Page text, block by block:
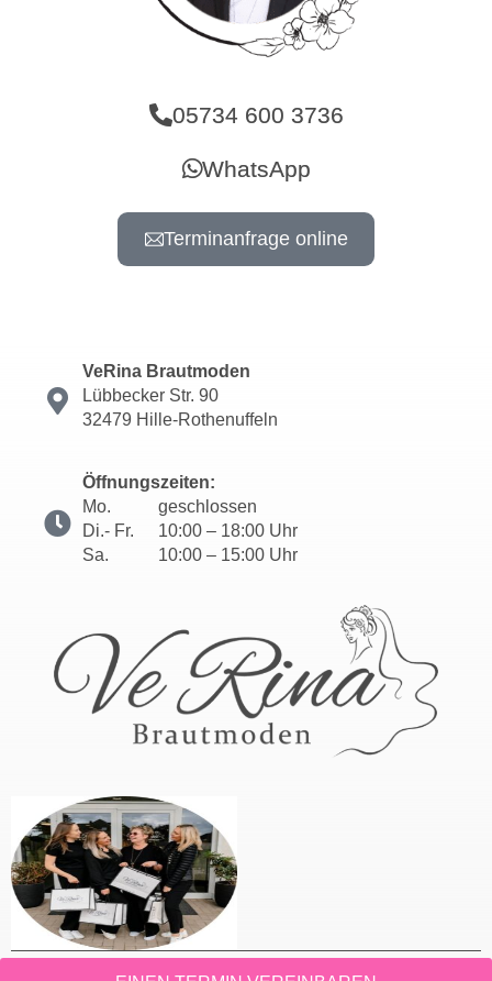
05734 600 3736
WhatsApp
Terminanfrage online
VeRina Brautmoden
Lübbecker Str. 90
32479 Hille-Rothenuffeln
Öffnungszeiten:
Mo.
geschlossen
Di.- Fr.
10:00 – 18:00 Uhr
Sa.
10:00 – 15:00 Uhr
© VeRina Brautmoden / Hille / Minden |Einzugsgebiet